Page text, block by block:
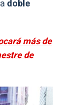
doble
más de
de